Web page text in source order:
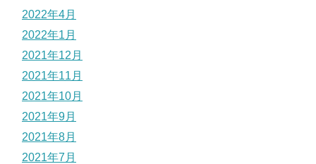
2022年4月
2022年1月
2021年12月
2021年11月
2021年10月
2021年9月
2021年8月
2021年7月